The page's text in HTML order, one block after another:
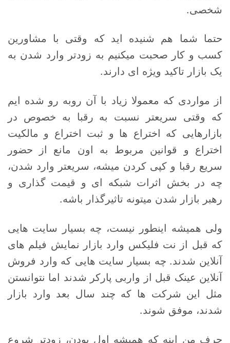
شخصی.
حتما شما هم شنیده اید که وقتی با مشاورین
کسب و کار صحبت میکنیم به زودتر وارد شدن به
یک بازار تاکید ویژه ای دارند.
از مواردی که معمولا زیاد با آن روبه رو شده ایم
که وقتی سریعتر نسبت به رقبا به خصوص در
بازارهایی که اختراع ها و ثبت اختراع و مالکیت
اختراع و قوانین مربوط به اون مانع از حضور
سریع رقبا و کپی کردن میشه، سریعتر وارد شدن،
چه در بخش اثرات شبکه ای و قیمت گذاری و
رهبر بازار شدن میتونه تاثیرگذار باشه.
ولی همیشه اینطور نیست، چه بسیار سایت هایی
که قبل از نت فلیکس وارد بازار نمایش فیلم های
آنلاین شدند. چه بسیار سایت هایی که وارد فروش
آنلاین عینک قبل از واربی پارکر شدند اما نتوانستن
مثل این شرکت ها که چند سال بعد وارد بازار
شدند، موفق شوند.
حرف من اینه که همیشه اول بودن، زودتر شروع